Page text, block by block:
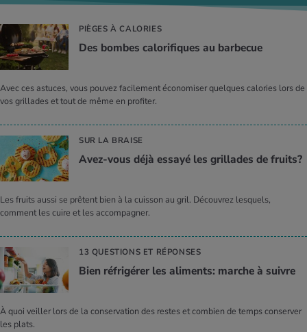
PIÈGES À CALORIES
Des bombes calo­ri­fiques au bar­be­cue
Avec ces astuces, vous pouvez facilement économiser quelques calories lors de
vos grillades et tout de même en profiter.
SUR LA BRAISE
Avez-vous déjà essayé les grillades de fruits?
Les fruits aussi se prêtent bien à la cuisson au gril. Découvrez lesquels,
comment les cuire et les accompagner.
13 QUESTIONS ET RÉPONSES
Bien réfri­gé­rer les ali­ments: marche à suivre
À quoi veiller lors de la conservation des restes et combien de temps conserver
les plats.